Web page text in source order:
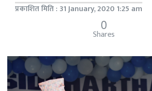
प्रकाशित मिति : 31 January, 2020 1:25 am
0
Shares